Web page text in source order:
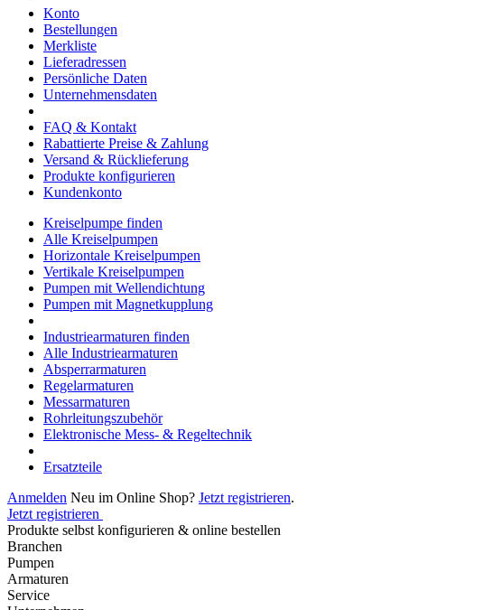
Konto
Bestellungen
Merkliste
Lieferadressen
Persönliche Daten
Unternehmensdaten
FAQ & Kontakt
Rabattierte Preise & Zahlung
Versand & Rücklieferung
Produkte konfigurieren
Kundenkonto
Kreiselpumpe finden
Alle Kreiselpumpen
Horizontale Kreiselpumpen
Vertikale Kreiselpumpen
Pumpen mit Wellendichtung
Pumpen mit Magnetkupplung
Industriearmaturen finden
Alle Industriearmaturen
Absperrarmaturen
Regelarmaturen
Messarmaturen
Rohrleitungszubehör
Elektronische Mess- & Regeltechnik
Ersatzteile
Anmelden Neu im Online Shop? Jetzt registrieren.
Jetzt registrieren
Produkte selbst konfigurieren & online bestellen
Branchen
Pumpen
Armaturen
Service